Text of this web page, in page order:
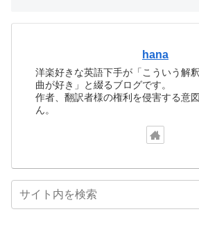
hana
洋楽好きな英語下手が「こういう解
曲が好き」と綴るブログです。
作者、翻訳者様の権利を侵害する意
ん。